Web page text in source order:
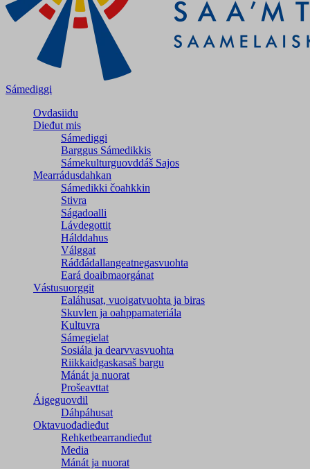
Sámediggi
Ovdasiidu
Dieđut mis
Sámediggi
Barggus Sámedikkis
Sámekulturguovddáš Sajos
Mearrádusdahkan
Sámedikki čoahkkin
Stivra
Ságadoalli
Lávdegottit
Hálddahus
Válggat
Ráđđádallangeatnegas­vuohta
Eará doaibmaorgánat
Vástusuorggit
Ealáhusat, vuoigatvuohta ja biras
Skuvlen ja oahppamateriála
Kultuvra
Sámegielat
Sosiála ja dearvvasvuohta
Riikkaidgaskasaš bargu
Mánát ja nuorat
Prošeavttat
Áigeguovdil
Dáhpáhusat
Oktavuođadieđut
Rehketbearrandieđut
Media
Mánát ja nuorat